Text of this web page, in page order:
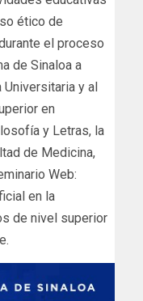
ético de
el proceso
de Sinaloa a
Universitaria y al
en
y Letras, la
de Medicina,
Web:
en la
de nivel superior